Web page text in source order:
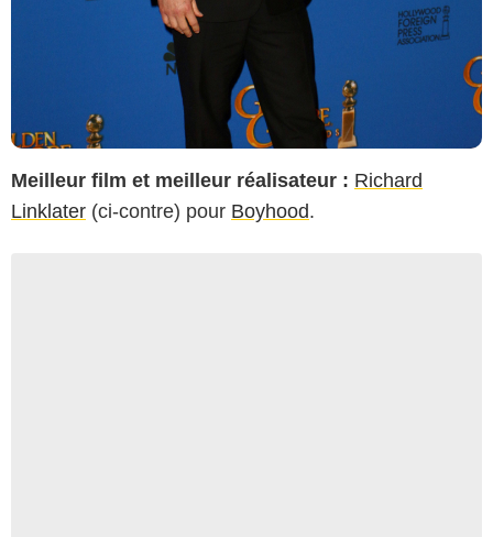
Meilleur film et meilleur réalisateur : Richard
Linklater (ci-contre) pour Boyhood.